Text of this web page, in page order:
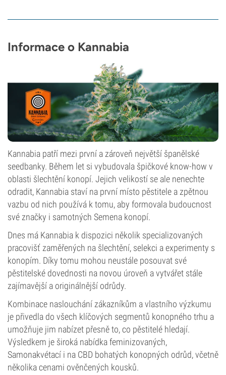
Informace o Kannabia
Kannabia patří mezi první a zároveň největší španělské
seedbanky. Během let si vybudovala špičkové know-how v
oblasti šlechtění konopí. Jejich velikostí se ale nenechte
odradit, Kannabia staví na první místo pěstitele a zpětnou
vazbu od nich používá k tomu, aby formovala budoucnost
své značky i samotných Semena konopí.
Dnes má Kannabia k dispozici několik specializovaných
pracovišť zaměřených na šlechtění, selekci a experimenty s
konopím. Díky tomu mohou neustále posouvat své
pěstitelské dovednosti na novou úroveň a vytvářet stále
zajímavější a originálnější odrůdy.
Kombinace naslouchání zákazníkům a vlastního výzkumu
je přivedla do všech klíčových segmentů konopného trhu a
umožňuje jim nabízet přesně to, co pěstitelé hledají.
Výsledkem je široká nabídka feminizovaných,
Samonakvétací i na CBD bohatých konopných odrůd, včetně
několika cenami ověnčených kousků.